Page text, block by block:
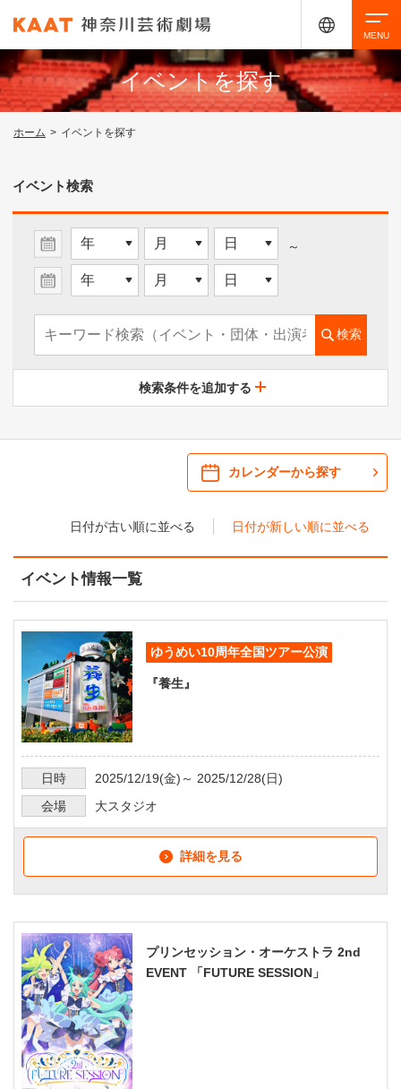
イベントを探す
・ イベント一覧
・ イベントカレンダー
・ 館内サービス・アクセシビリティ
・ 交通案内
・ よくある質問
KAATについて
・ ミッション
・ 芸術監督
・ 施設概要
・ フロアマップ
・ レストラン/カフェ
KAAT 神奈川芸術劇場
SNS
検索
イベントを探す
ホーム > イベントを探す
イベント検索
～
検索
検索条件を追加する
カレンダーから探す
日付が古い順に並べる 日付が新しい順に並べる
イベント情報一覧
ゆうめい10周年全国ツアー公演
『養生』
日時 2025/12/19(金)～ 2025/12/28(日)
会場
大スタジオ
詳細を見る
プリンセッション・オーケストラ 2nd
EVENT 「FUTURE SESSION」